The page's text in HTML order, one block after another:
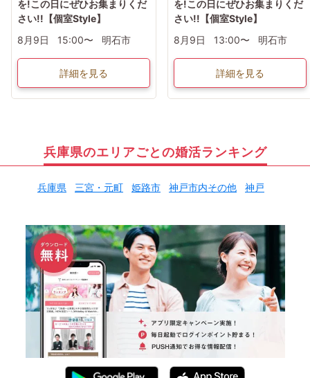
を!この日にぜひお集まりくだ
さい!!【個室Style】
8月9日
15:00〜 明石市
詳細を見る
を!この日にぜひお集まりくだ
さい!!【個室Style】
8月9日
13:00〜 明石市
詳細を見る
兵庫県のエリアごとの婚活ランキング
兵庫県 三宮・元町 姫路市 神戸市内その他 神戸